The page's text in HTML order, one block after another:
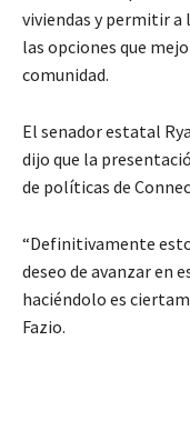
viviendas y permitir
las opciones que
comunidad.
El senador estatal
dijo que la
de políticas de
“Definitivamente
deseo de avanzar en
haciéndolo es
Fazio.